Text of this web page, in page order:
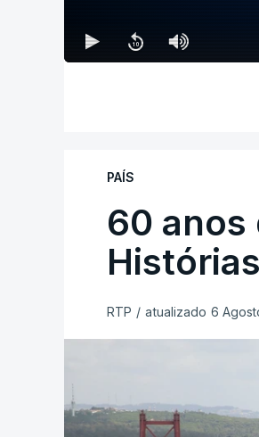
PAÍS
60 anos
RTP / atualizado 6